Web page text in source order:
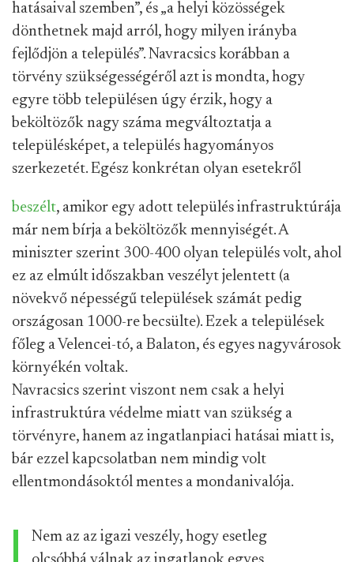
hatásaival szemben”, és „a helyi közösségek
dönthetnek majd arról, hogy milyen irányba
fejlődjön a település”. Navracsics korábban a
törvény szükségességéről azt is mondta, hogy
egyre több településen úgy érzik, hogy a
beköltözők nagy száma megváltoztatja a
településképet, a település hagyományos
szerkezetét. Egész konkrétan olyan esetekről
beszélt, amikor egy adott település infrastruktúrája
már nem bírja a beköltözők mennyiségét. A
miniszter szerint 300-400 olyan település volt, ahol
ez az elmúlt időszakban veszélyt jelentett (a
növekvő népességű települések számát pedig
országosan 1000-re becsülte). Ezek a települések
főleg a Velencei-tó, a Balaton, és egyes nagyvárosok
környékén voltak.
Navracsics szerint viszont nem csak a helyi
infrastruktúra védelme miatt van szükség a
törvényre, hanem az ingatlanpiaci hatásai miatt is,
bár ezzel kapcsolatban nem mindig volt
ellentmondásoktól mentes a mondanivalója.
Nem az az igazi veszély, hogy esetleg